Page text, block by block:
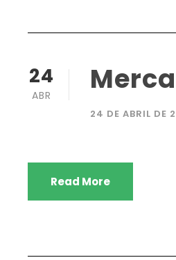
24
ABR
24 DE ABRIL DE
Read More